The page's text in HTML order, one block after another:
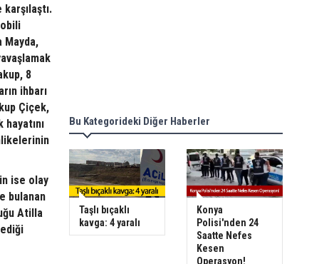
Mayda,
8
ihbarı
Çiçek,
ise olay
bulanan
Atilla
Bu Kategorideki Diğer Haberler
Taşlı bıçaklı
kavga: 4 yaralı
Konya
Polisi'nden 24
Saatte Nefes
Kesen
Operasyon!